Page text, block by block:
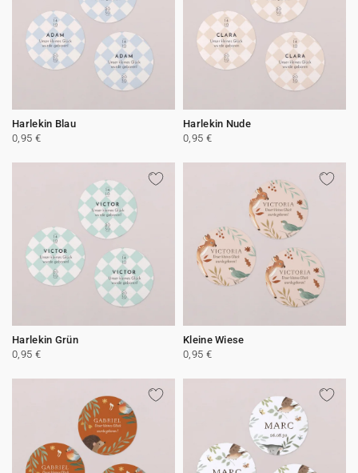
Harlekin Blau
0,95 €
Harlekin Nude
0,95 €
Harlekin Grün
0,95 €
Kleine Wiese
0,95 €